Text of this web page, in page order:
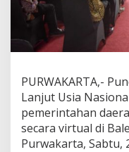
PURWAKARTA,-
Lanjut Usia
pemerintahan
secara virtual di
Purwakarta, Sabtu,